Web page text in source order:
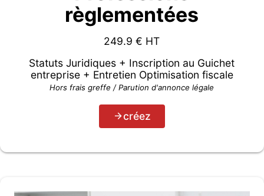
règlementées
249.9 € HT
Statuts Juridiques + Inscription au Guichet
entreprise + Entretien Optimisation fiscale
Hors frais greffe / Parution d'annonce légale
créez